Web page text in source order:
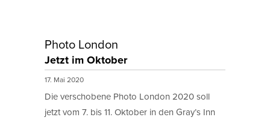
Photo London
Jetzt im Oktober
17. Mai 2020
Die verschobene Photo London 2020 soll
jetzt vom 7. bis 11. Oktober in den Gray’s Inn